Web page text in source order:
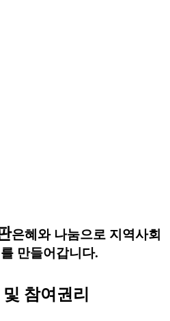
은혜와 나눔으로 지역사회
만들어갑니다.
참여권리